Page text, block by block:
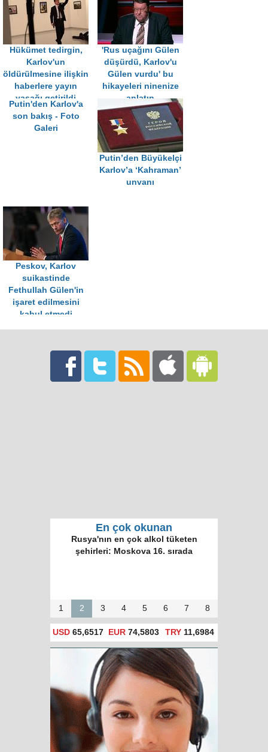
Hükümet tedirgin,
Karlov'un
öldürülmesine ilişkin
haberlere yayın
yasağı getirildi
'Rus uçağını Gülen
düşürdü, Karlov'u
Gülen vurdu' bu
hikayeleri ninenize
anlatın
Putin'den Karlov'a
son bakış - Foto
Galeri
Putin’den Büyükelçi
Karlov’a ‘Kahraman’
unvanı
Peskov, Karlov
suikastinde
Fethullah Gülen'in
işaret edilmesini
kabul etmedi
En çok okunan
Rusya'nın en çok alkol tüketen
şehirleri: Moskova 16. sırada
1 2 3 4 5 6 7 8
USD 65,6517 EUR 74,5803 TRY 11,6984